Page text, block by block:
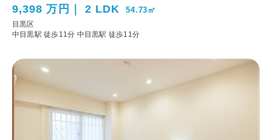
9,398 万円 2 LDK 54.73㎡
目黒区
中目黒駅 徒歩11分 中目黒駅 徒歩11分